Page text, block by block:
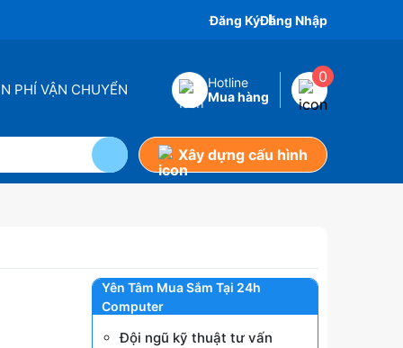
Đăng KýĐăng Nhập
PHÍ VẬN CHUYỂN
Hotline
Mua hàng
0
Xây dựng cấu hình
Yên Tâm Mua Sắm Tại 24h
Computer
Đội ngũ kỹ thuật tư vấn